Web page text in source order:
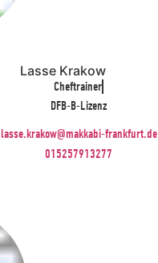
Lasse Krakow
Cheftrainer
DFB-B-Lizenz
lasse.krakow@makkabi-frankfurt.de
015257913277